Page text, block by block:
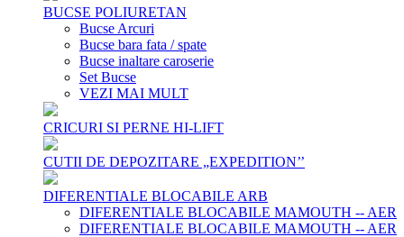
BUCSE POLIURETAN
Bucse Arcuri
Bucse bara fata / spate
Bucse inaltare caroserie
Set Bucse
VEZI MAI MULT
CRICURI SI PERNE HI-LIFT
CUTII DE DEPOZITARE „EXPEDITION’’
DIFERENTIALE BLOCABILE ARB
DIFERENTIALE BLOCABILE MAMOUTH -- AER
DIFERENTIALE BLOCABILE MAMOUTH -- AER